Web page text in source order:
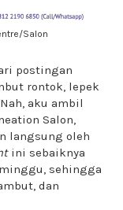
Salon
postingan
rontok, lepek
aku ambil
Salon,
langsung oleh
ini sebaiknya
sehingga
dan